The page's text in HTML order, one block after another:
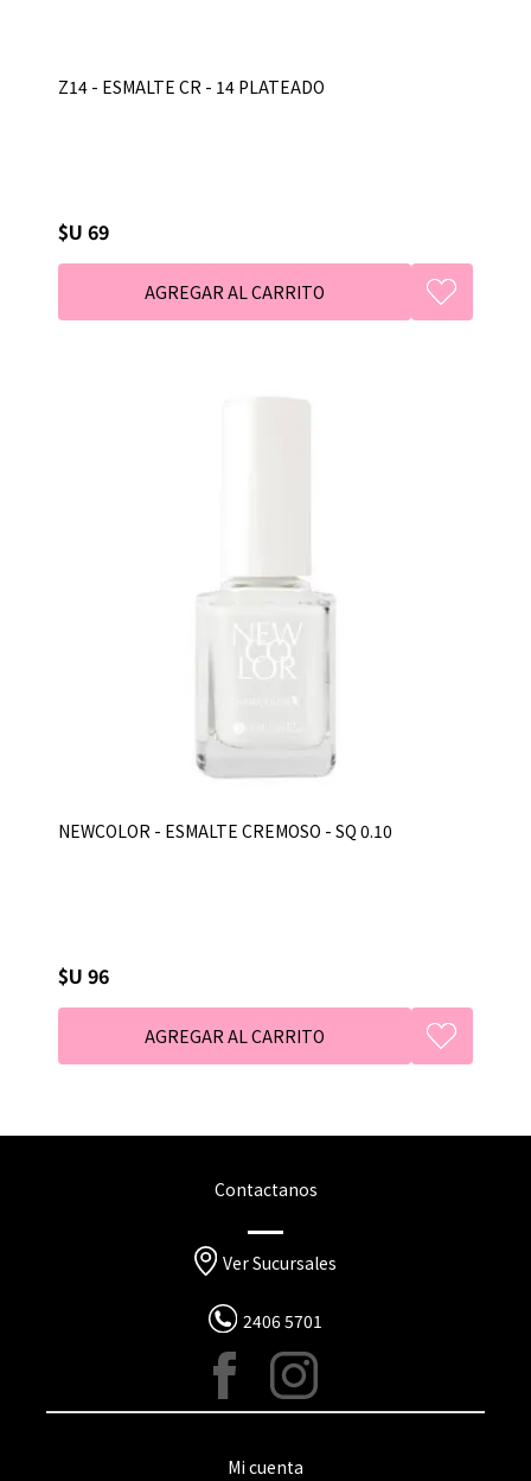
Z14 - ESMALTE CR - 14 PLATEADO
$U 69
NEWCOLOR - ESMALTE CREMOSO - SQ 0.10
$U 96
Contactanos
Ver Sucursales
2406 5701
Mi cuenta